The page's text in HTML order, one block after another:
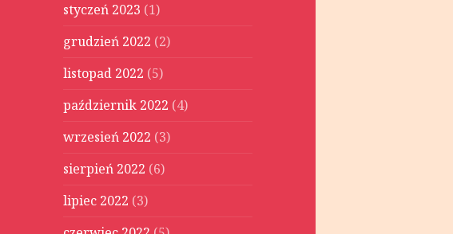
styczeń 2023 (1)
grudzień 2022 (2)
listopad 2022 (5)
październik 2022 (4)
wrzesień 2022 (3)
sierpień 2022 (6)
lipiec 2022 (3)